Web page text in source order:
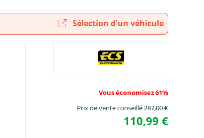
Sélection d'un véhicule
Vous économisez 61%
Prix de vente conseillé287,00 €
110,99 €